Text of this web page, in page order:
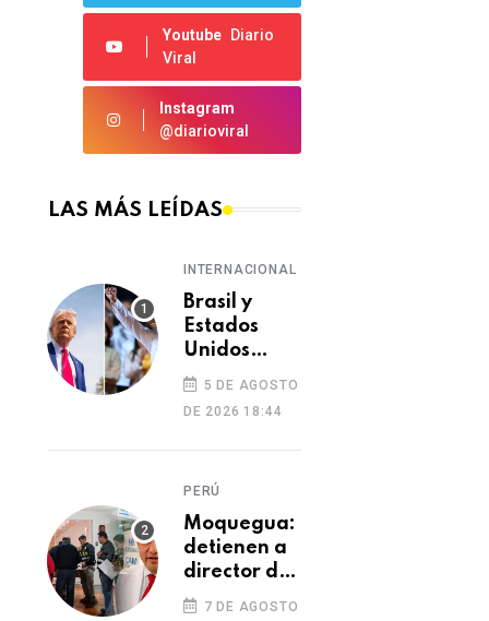
Youtube
Diario
Viral
Instagram
@diarioviral
LAS MÁS LEÍDAS
INTERNACIONAL
Brasil y
Estados
Unidos
elevan
tensión
diplomática
tras retiro
embajadora
en
Washington
5 DE AGOSTO
DE 2026 18:44
PERÚ
Moquegua:
detienen a
director de
Essalud en
7 DE AGOSTO